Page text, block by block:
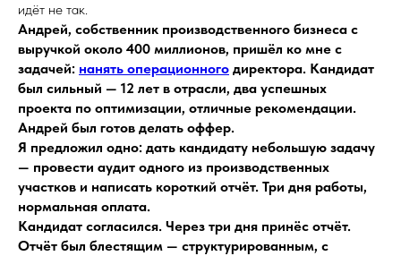
идёт не так.
Андрей, собственник производственного бизнеса с
выручкой около 400 миллионов, пришёл ко мне с
задачей: нанять операционного директора. Кандидат
был сильный — 12 лет в отрасли, два успешных
проекта по оптимизации, отличные рекомендации.
Андрей был готов делать оффер.
Я предложил одно: дать кандидату небольшую задачу
— провести аудит одного из производственных
участков и написать короткий отчёт. Три дня работы,
нормальная оплата.
Кандидат согласился. Через три дня принёс отчёт.
Отчёт был блестящим — структурированным, с